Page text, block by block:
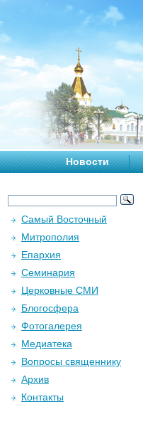
Новости
Самый Восточный
Митрополия
Епархия
Семинария
Церковные СМИ
Блогосфера
Фотогалерея
Медиатека
Вопросы священнику
Архив
Контакты